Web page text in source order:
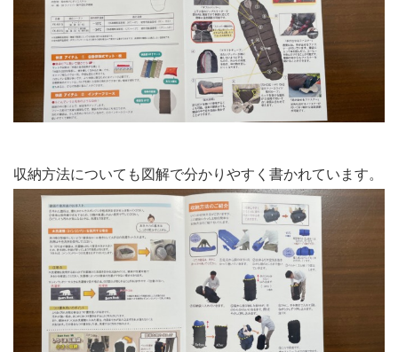
収納方法についても図解で分かりやすく書かれています。